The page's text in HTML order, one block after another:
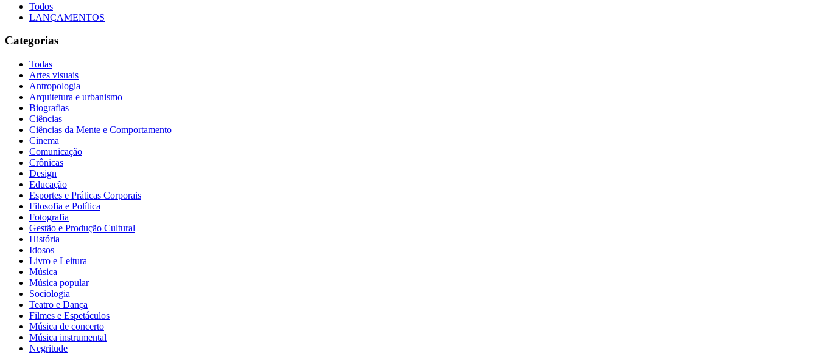
Todos
LANÇAMENTOS
Categorias
Todas
Artes visuais
Antropologia
Arquitetura e urbanismo
Biografias
Ciências
Ciências da Mente e Comportamento
Cinema
Comunicação
Crônicas
Design
Educação
Esportes e Práticas Corporais
Filosofia e Política
Fotografia
Gestão e Produção Cultural
História
Idosos
Livro e Leitura
Música
Música popular
Sociologia
Teatro e Dança
Filmes e Espetáculos
Música de concerto
Música instrumental
Negritude